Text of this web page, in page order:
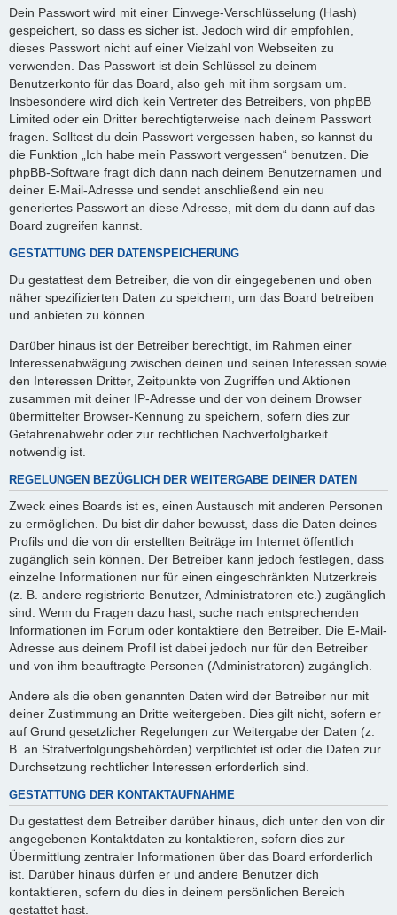
Dein Passwort wird mit einer Einwege-Verschlüsselung (Hash)
gespeichert, so dass es sicher ist. Jedoch wird dir empfohlen,
dieses Passwort nicht auf einer Vielzahl von Webseiten zu
verwenden. Das Passwort ist dein Schlüssel zu deinem
Benutzerkonto für das Board, also geh mit ihm sorgsam um.
Insbesondere wird dich kein Vertreter des Betreibers, von phpBB
Limited oder ein Dritter berechtigterweise nach deinem Passwort
fragen. Solltest du dein Passwort vergessen haben, so kannst du
die Funktion „Ich habe mein Passwort vergessen“ benutzen. Die
phpBB-Software fragt dich dann nach deinem Benutzernamen und
deiner E-Mail-Adresse und sendet anschließend ein neu
generiertes Passwort an diese Adresse, mit dem du dann auf das
Board zugreifen kannst.
GESTATTUNG DER DATENSPEICHERUNG
Du gestattest dem Betreiber, die von dir eingegebenen und oben
näher spezifizierten Daten zu speichern, um das Board betreiben
und anbieten zu können.
Darüber hinaus ist der Betreiber berechtigt, im Rahmen einer
Interessenabwägung zwischen deinen und seinen Interessen sowie
den Interessen Dritter, Zeitpunkte von Zugriffen und Aktionen
zusammen mit deiner IP-Adresse und der von deinem Browser
übermittelter Browser-Kennung zu speichern, sofern dies zur
Gefahrenabwehr oder zur rechtlichen Nachverfolgbarkeit
notwendig ist.
REGELUNGEN BEZÜGLICH DER WEITERGABE DEINER DATEN
Zweck eines Boards ist es, einen Austausch mit anderen Personen
zu ermöglichen. Du bist dir daher bewusst, dass die Daten deines
Profils und die von dir erstellten Beiträge im Internet öffentlich
zugänglich sein können. Der Betreiber kann jedoch festlegen, dass
einzelne Informationen nur für einen eingeschränkten Nutzerkreis
(z. B. andere registrierte Benutzer, Administratoren etc.) zugänglich
sind. Wenn du Fragen dazu hast, suche nach entsprechenden
Informationen im Forum oder kontaktiere den Betreiber. Die E-Mail-
Adresse aus deinem Profil ist dabei jedoch nur für den Betreiber
und von ihm beauftragte Personen (Administratoren) zugänglich.
Andere als die oben genannten Daten wird der Betreiber nur mit
deiner Zustimmung an Dritte weitergeben. Dies gilt nicht, sofern er
auf Grund gesetzlicher Regelungen zur Weitergabe der Daten (z.
B. an Strafverfolgungsbehörden) verpflichtet ist oder die Daten zur
Durchsetzung rechtlicher Interessen erforderlich sind.
GESTATTUNG DER KONTAKTAUFNAHME
Du gestattest dem Betreiber darüber hinaus, dich unter den von dir
angegebenen Kontaktdaten zu kontaktieren, sofern dies zur
Übermittlung zentraler Informationen über das Board erforderlich
ist. Darüber hinaus dürfen er und andere Benutzer dich
kontaktieren, sofern du dies in deinem persönlichen Bereich
gestattet hast.